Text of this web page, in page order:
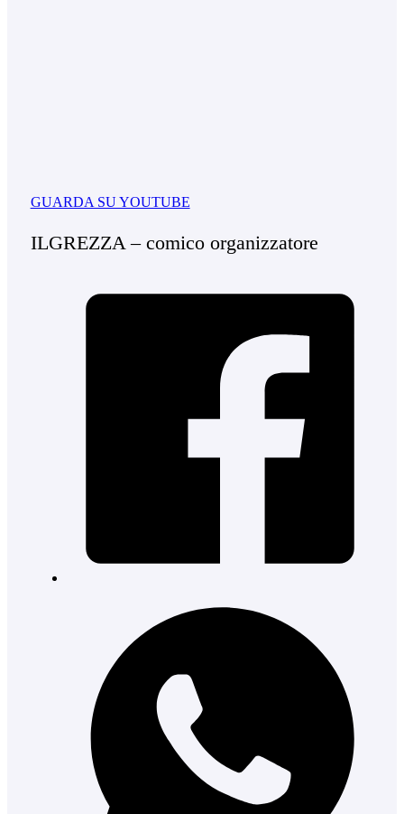
GUARDA SU YOUTUBE
ILGREZZA – comico organizzatore